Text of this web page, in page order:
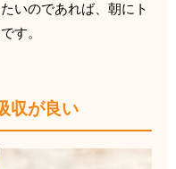
いのであれば、朝にト
す。
収が良い